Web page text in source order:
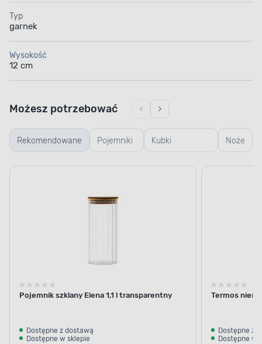
Typ
garnek
Wysokość
12 cm
Rekomendowane Pojemniki
szklane
Kubki
termiczne i
Noże
Możesz potrzebować
Pojemnik szklany Elena 1,1 l transparentny
Dostępne z dostawą
Dostępne w sklepie
Termos
Dostępne z
Dostępne w